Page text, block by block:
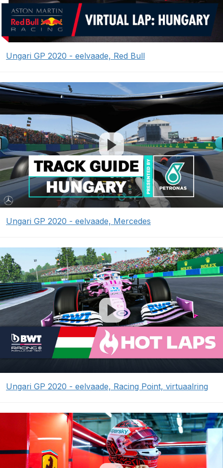
Ungari GP 2020 - eelvaade, Red Bull
Ungari GP 2020 - eelvaade, Mercedes
Ungari GP 2020 - eelvaade, Racing Point, virtuaalring